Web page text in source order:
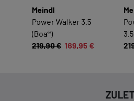
sich weitere
bestimmte Cookies
Alle akzeptieren
ESSENZIELL
Meindl
Power Walker 3.5
(Boa®)
219,90 € 169,95 €